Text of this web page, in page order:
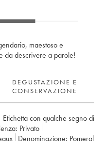
maestoso e
da descrivere a parole!
DEGUSTAZIONE E
CONSERVAZIONE
Etichetta con qualche segno di
privato
Denominazione: Pomerol